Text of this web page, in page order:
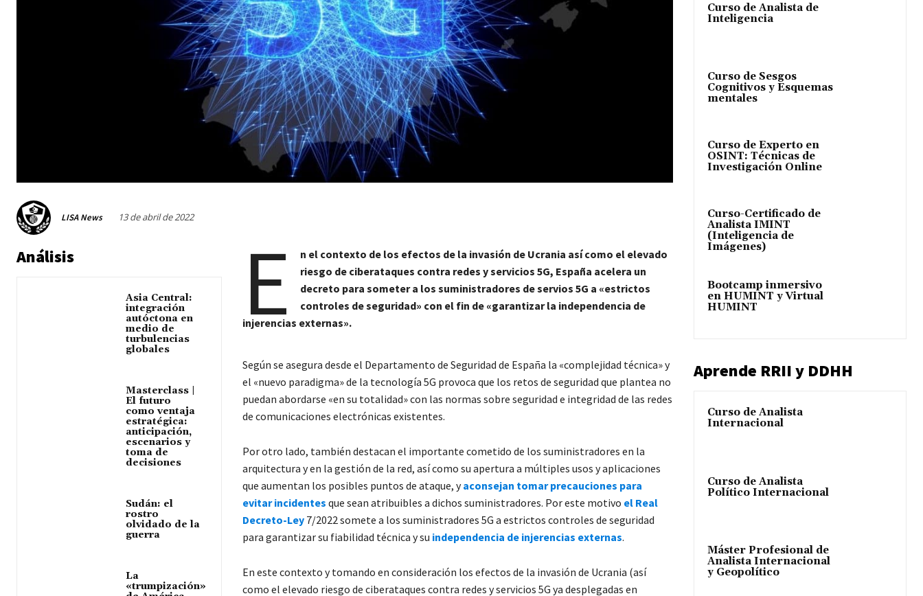
LISA News 13 de abril de 2022
Análisis
Asia Central:
integración
autóctona en
medio de
turbulencias
globales
Masterclass |
El futuro
como ventaja
estratégica:
anticipación,
escenarios y
toma de
decisiones
Sudán: el
rostro
olvidado de la
guerra
La
«trumpización»
E
n el contexto de los efectos de la invasión de Ucrania así como el elevado
riesgo de ciberataques contra redes y servicios 5G, España acelera un
decreto para someter a los suministradores de servios 5G a «estrictos
controles de seguridad» con el fin de «garantizar la independencia de
injerencias externas».
Según se asegura desde el Departamento de Seguridad de España la «complejidad técnica» y
el «nuevo paradigma» de la tecnología 5G provoca que los retos de seguridad que plantea no
puedan abordarse «en su totalidad» con las normas sobre seguridad e integridad de las redes
de comunicaciones electrónicas existentes.
Por otro lado, también destacan el importante cometido de los suministradores en la
arquitectura y en la gestión de la red, así como su apertura a múltiples usos y aplicaciones
que aumentan los posibles puntos de ataque, yaconsejan tomar precauciones para
evitar incidentes que sean atribuibles a dichos suministradores. Por este motivo el Real
Decreto-Ley 7/2022 somete a los suministradores 5G a estrictos controles de seguridad
para garantizar su fiabilidad técnica y su independencia de injerencias externas.
En este contexto y tomando en consideración los efectos de la invasión de Ucrania (así
como el elevado riesgo de ciberataques contra redes y servicios 5G ya desplegadas en
Curso de Analista de
Inteligencia
Curso de Sesgos
Cognitivos y Esquemas
mentales
Curso de Experto en
OSINT: Técnicas de
Investigación Online
Curso-Certificado de
Analista IMINT
(Inteligencia de
Imágenes)
Bootcamp inmersivo
en HUMINT y Virtual
HUMINT
Aprende RRII y DDHH
Curso de Analista
Internacional
Curso de Analista
Político Internacional
Máster Profesional de
Analista Internacional
y Geopolítico